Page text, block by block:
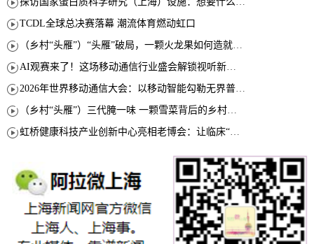
TCDL全球总决赛落幕 潮流体育燃动虹口